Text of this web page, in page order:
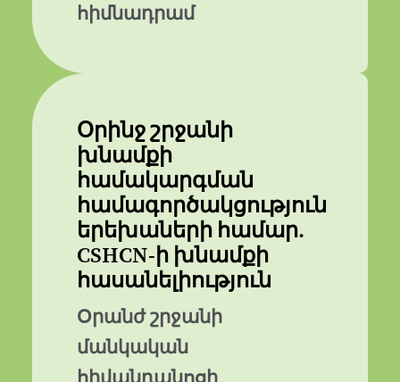
հիմնադրամ
Օրինջ շրջանի
խնամքի
համակարգման
համագործակցություն
երեխաների համար.
CSHCN-ի խնամքի
հասանելիություն
Օրանժ շրջանի
մանկական